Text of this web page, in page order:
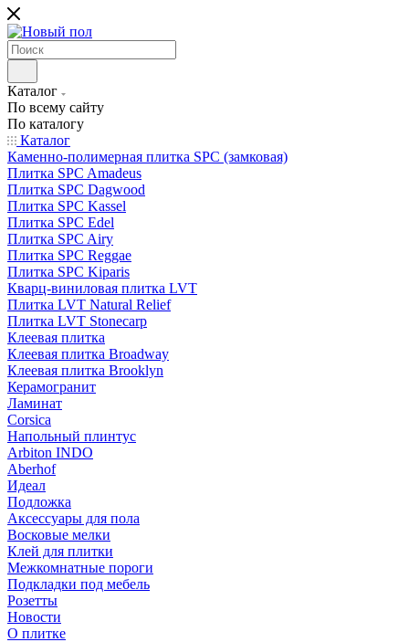
Каталог
По всему сайту
По каталогу
Каталог
Каменно-полимерная плитка SPC (замковая)
Плитка SPC Amadeus
Плитка SPC Dagwood
Плитка SPC Kassel
Плитка SPC Edel
Плитка SPC Airy
Плитка SPC Reggae
Плитка SPC Kiparis
Кварц-виниловая плитка LVT
Плитка LVT Natural Relief
Плитка LVT Stonecarp
Клеевая плитка
Клеевая плитка Broadway
Клеевая плитка Brooklyn
Керамогранит
Ламинат
Corsica
Напольный плинтус
Arbiton INDO
Aberhof
Идеал
Подложка
Аксессуары для пола
Восковые мелки
Клей для плитки
Межкомнатные пороги
Подкладки под мебель
Розетты
Новости
О плитке